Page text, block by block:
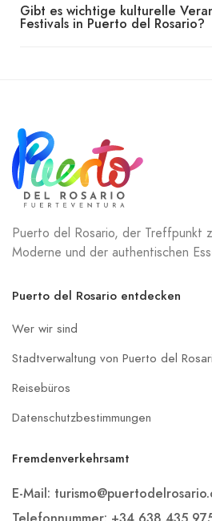
Gibt es wichtige kulturelle
Festivals in Puerto del Rosario?
Puerto del Rosario, der Treffpunkt
Moderne und der authentischen
Puerto del Rosario entdecken
Wer wir sind
Stadtverwaltung von Puerto del
Reisebüros
Datenschutzbestimmungen
Fremdenverkehrsamt
E-Mail: